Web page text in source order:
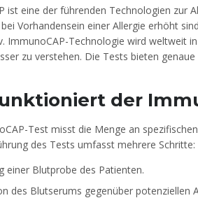
ist eine der führenden Technologien zur
Vorhandensein einer Allergie erhöht
ImmunoCAP-Technologie wird weltweit
zu verstehen. Die Tests bieten
der
Test misst die Menge an
des Tests umfasst mehrere Schritte:
einer Blutprobe des Patienten.
des Blutserums gegenüber potenziellen